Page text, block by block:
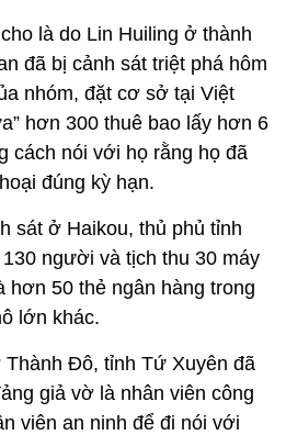
là do Lin Huiling ở thành
đã bị cảnh sát triệt phá hôm
nhóm, đặt cơ sở tại Việt
hơn 300 thuê bao lấy hơn 6
cách nói với họ rằng họ đã
đúng kỳ hạn.
sát ở Haikou, thủ phủ tỉnh
người và tịch thu 30 máy
hơn 50 thẻ ngân hàng trong
lớn khác.
Thành Đô, tỉnh Tứ Xuyên đã
giả vờ là nhân viên công
viên an ninh để đi nói với